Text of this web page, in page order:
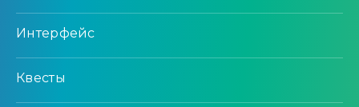
Интерфейс
Квесты